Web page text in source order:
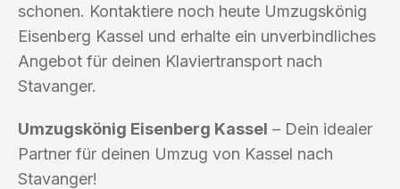
schonen. Kontaktiere noch heute Umzugskönig
Eisenberg Kassel und erhalte ein unverbindliches
Angebot für deinen Klaviertransport nach
Stavanger.
Umzugskönig Eisenberg Kassel – Dein idealer
Partner für deinen Umzug von Kassel nach
Stavanger!